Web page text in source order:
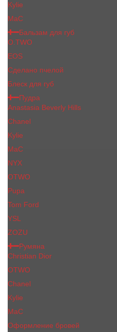
Kylie
МаС
Бальзам для губ
O.TWO
EOS
Сделано пчелой
Блеск для губ
Пудра
Anastasia Beverly Hills
Chanel
Kylie
MaC
NYX
OTWO
Pupa
Tom Ford
YSL
ZOZU
Румяна
Christian Dior
OTWO
Сhanеl
Kylie
MaC
Оформление бровей